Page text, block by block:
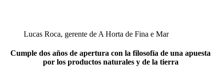
Lucas Roca, gerente de A Horta de Fina e Mar
Cumple dos años de apertura con la filosofía de una apuesta
por los productos naturales y de la tierra